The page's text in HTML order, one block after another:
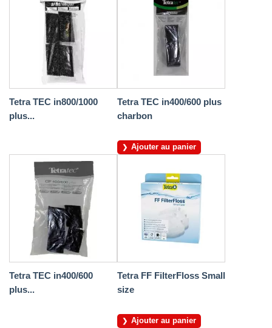
Tetra TEC in800/1000
plus...
Tetra TEC in400/600 plus
charbon
Ajouter au panier
Tetra TEC in400/600
plus...
Tetra FF FilterFloss Small
size
Ajouter au panier